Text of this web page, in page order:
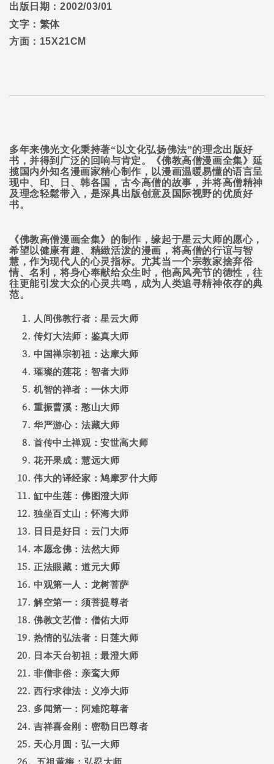
出版日期： 2002/03/01
文字：繁体
方面： 15X21CM
多年来佛光文化秉持著“以文化弘扬佛法”的理念出版好
书，并得到广泛的回响与肯定。《佛教高僧漫画全集》延
揽国内外知名漫画家精心制作，以漫画温暖易懂的语言呈
现中、印、日、韩各国，古今高僧的故事，并将高僧精神
及理念轻鬆带入，是深具出版创意及国际视野的优质好
书。
《佛教高僧漫画全集》的制作，缘起于星云大师的愿心，
希望以健康有趣、精緻活泼的漫画，将高僧的行谊与智
慧，作为现代人的心灵指标。尤其当一个宗教家捨弃俗
情、名利，将身心奉献给众生时，他高风亮节的德性，往
往更能引发大众的心灵共鸣，成为人类追寻精神依存的典
范。
人间佛教行者：星云大师
传灯大法师：鉴真大师
中国禅宗初祖：达摩大师
璀璨的莲花：智者大师
机智的禅者：一休大师
重振曹溪：憨山大师
华严游心：法藏大师
首传中土禅观：安世高大师
花开果成：慧远大师
伟大的译经家：鸠摩罗什大师
缸中生莲：佛图澄大师
独坐百丈山：怀海大师
日日是好日：云门大师
本愿念佛：法然大师
正法眼藏：道元大师
中观第一人：龙树菩萨
解空第一：须菩提尊者
佛教文艺僧：僧佑大师
热情的弘法者：日莲大师
日本天台初祖：最澄大师
非僧非俗：亲鸾大师
西行求律法：义净大师
多闻第一：阿难陀尊者
吉祥喜金刚：密勒日巴尊者
天心月圆：弘一大师